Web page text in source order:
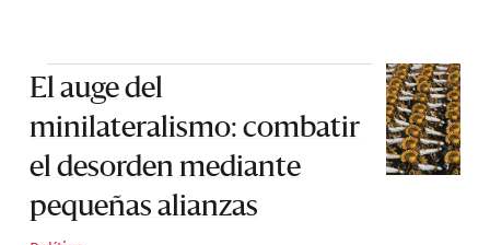
El auge del
minilateralismo: combatir
el desorden mediante
pequeñas alianzas